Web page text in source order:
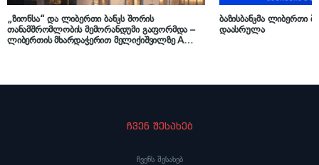
„ზიონსა“ და ლიბერთი ბანკს შორის
თანამშრომლობის მემორანდუმი გაფორმდა –
ლიბერთის მხარდაჭერით მელიქიშვილზე A
ბაზისბანკმა ლიბერთი
დაასრულა
ჩვენ შესახებ
ჩვენს შესახებ